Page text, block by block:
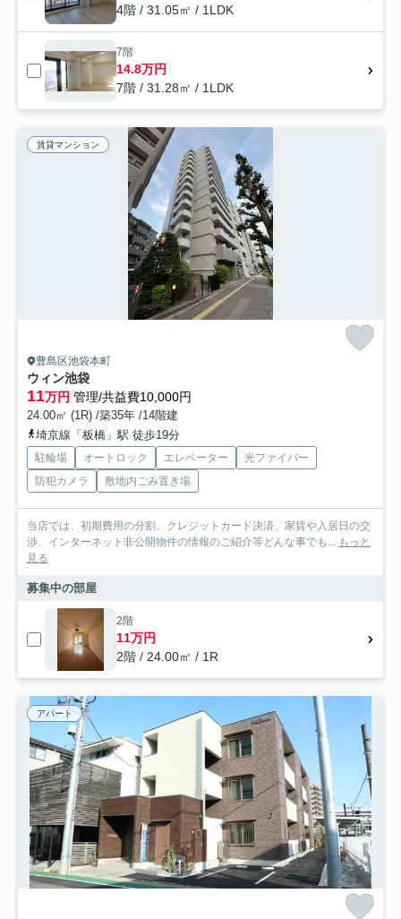
4階 / 31.05㎡ / 1LDK
7階
14.8万円
7階 / 31.28㎡ / 1LDK
賃貸マンション
豊島区池袋本町
ウィン池袋
11万円 管理/共益費10,000円
24.00㎡ (1R) /築35年 /14階建
埼京線「板橋」駅 徒歩19分
駐輪場 オートロック エレベーター
光ファイバー
防犯カメラ
敷地内ごみ置き場
当店では、初期費用の分割、クレジットカード決済、家賃や入居日の交
渉、インターネット非公開物件の情報のご紹介等どんな事でも... もっと
見る
募集中の部屋
2階
11万円
2階 / 24.00㎡ / 1R
アパート